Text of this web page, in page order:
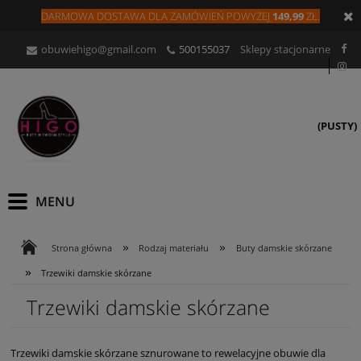
DARMOWA DOSTAWA DLAZAMÓWIEŃ POWYŻEJ 149,99ZŁ.
obuwiehigo@gmail.com 500155037 Sklepy stacjonarne
(PUSTY)
Strona główna » Rodzaj materiału » Buty damskie skórzane
» Trzewiki damskie skórzane
Trzewiki damskie skórzane
Trzewiki damskie skórzane sznurowane to rewelacyjne obuwie dla